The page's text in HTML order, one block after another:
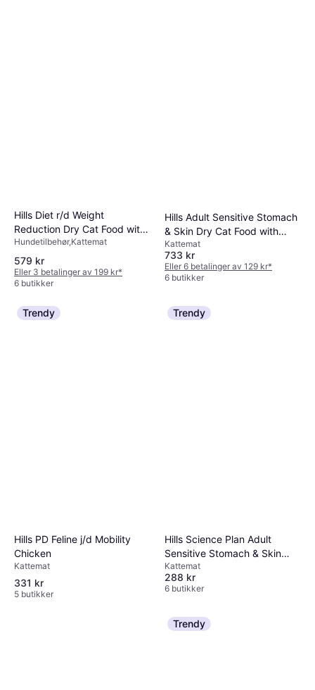
Hills Diet r/d Weight
Reduction Dry Cat Food with
Chicken
Hundetilbehør,Kattemat
579 kr
Eller 3 betalinger av 199 kr*
6 butikker
Hills Adult Sensitive Stomach
& Skin Dry Cat Food with
Chicken 7kg
Kattemat
733 kr
Eller 6 betalinger av 129 kr*
6 butikker
Trendy
Hills PD Feline j/d Mobility
Chicken
Kattemat
331 kr
5 butikker
Trendy
Hills Science Plan Adult
Sensitive Stomach & Skin
with Chicken 1.5kg
Kattemat
288 kr
6 butikker
Trendy